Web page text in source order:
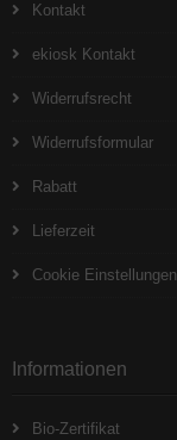
Kontakt
ekiosk Kontakt
Widerrufsrecht
Widerrufsformular
Rabatt
Lieferzeit
Cookie Einstellungen
Informationen
Bio-Zertifikat